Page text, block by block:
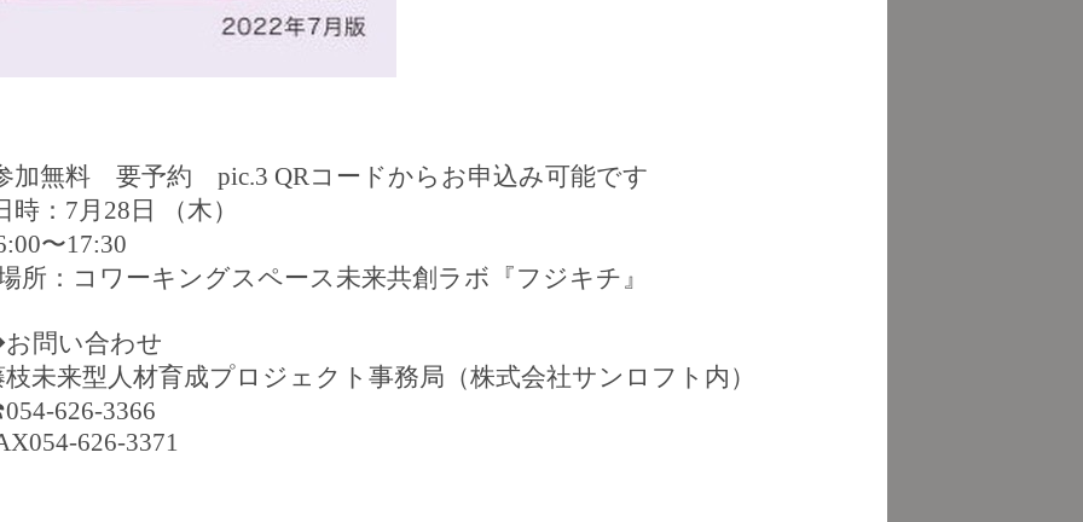
加無料 要予約 pic.3 QRコードからお申込み可能です
時： 7 月 28 日 （木）
〜17:30
所：コワーキングスペース未来共創ラボ『フジキチ』
問い合わせ
枝未来型人材育成プロジェクト事務局（株式会社サンロフト内）
054-626-3366
626-3371